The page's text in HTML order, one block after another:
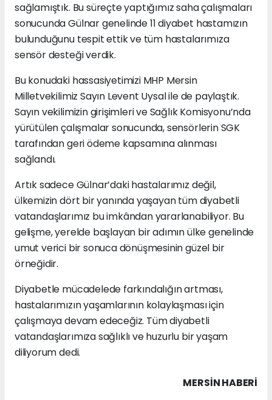
sağlamıştık. Bu süreçte yaptığımız saha çalışmaları
sonucunda Gülnar genelinde 11 diyabet hastamızın
bulunduğunu tespit ettik ve tüm hastalarımıza
sensör desteği verdik.
Bu konudaki hassasiyetimizi MHP Mersin
Milletvekilimiz Sayın Levent Uysal ile de paylaştık.
Sayın vekilimizin girişimleri ve Sağlık Komisyonu’nda
yürütülen çalışmalar sonucunda, sensörlerin SGK
tarafından geri ödeme kapsamına alınması
sağlandı.
Artık sadece Gülnar’daki hastalarımız değil,
ülkemizin dört bir yanında yaşayan tüm diyabetli
vatandaşlarımız bu imkândan yararlanabiliyor. Bu
gelişme, yerelde başlayan bir adımın ülke genelinde
umut verici bir sonuca dönüşmesinin güzel bir
örneğidir.
Diyabetle mücadelede farkındalığın artması,
hastalarımızın yaşamlarının kolaylaşması için
çalışmaya devam edeceğiz. Tüm diyabetli
vatandaşlarımıza sağlıklı ve huzurlu bir yaşam
diliyorum dedi.
MERSIN HABERİ